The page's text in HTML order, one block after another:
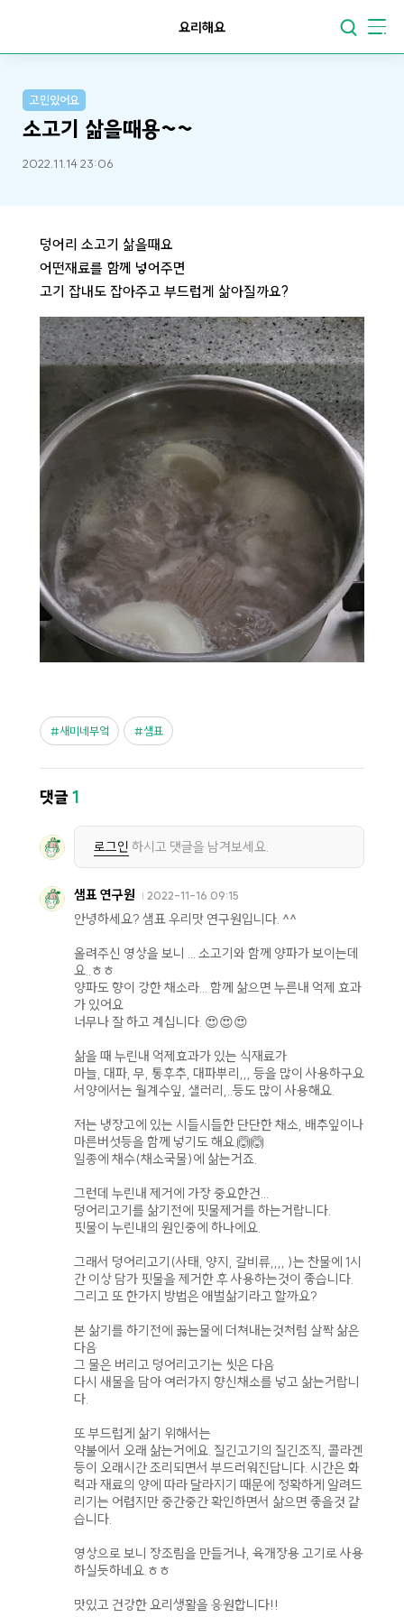
요리해요
고민있어요
소고기 삶을때용~~
2022.11.14 23:06
덩어리 소고기 삶을때요
어떤재료를 함께 넣어주면
고기 잡내도 잡아주고 부드럽게 삶아질까요?
새미네부엌 샘표
댓글1
로그인 하시고 댓글을 남겨보세요.
샘표 연구원 2022-11-16 09:15
안녕하세요? 샘표 우리맛 연구원입니다. ^^
올려주신 영상을 보니 ... 소고기와 함께 양파가 보이는데
요..ㅎㅎ
양파도 향이 강한 채소라... 함께 삶으면 누른내 억제 효과
가 있어요
너무나 잘 하고 계십니다. 😍😍😍
삶을 때 누린내 억제효과가 있는 식재료가
마늘, 대파, 무, 통후추, 대파뿌리,,, 등을 많이 사용하구요
서양에서는 월계수잎, 샐러리,..등도 많이 사용해요.
저는 냉장고에 있는 시들시들한 단단한 채소, 배추잎이나
마른버섯등을 함께 넣기도 해요.🙆🙆
일종에 채수(채소국물)에 삶는거죠.
그런데 누린내 제거에 가장 중요한건...
덩어리고기를 삶기전에 핏물제거를 하는거랍니다.
핏물이 누린내의 원인중에 하나에요.
그래서 덩어리고기(사태, 양지, 갈비류,,,, )는 찬물에 1시
간 이상 담가 핏물을 제거한 후 사용하는것이 좋습니다.
그리고 또 한가지 방법은 애벌삶기라고 할까요?
본 삶기를 하기전에 끓는물에 더쳐내는것처럼 살짝 삶은
다음
그 물은 버리고 덩어리고기는 씻은 다음
다시 새물을 담아 여러가지 향신채소를 넣고 삶는거랍니
다.
또 부드럽게 삶기 위해서는
약불에서 오래 삶는거에요. 질긴고기의 질긴조직, 콜라겐
등이 오래시간 조리되면서 부드러워진답니다. 시간은 화
력과 재료의 양에 따라 달라지기 때문에 정확하게 알려드
리기는 어렵지만 중간중간 확인하면서 삶으면 좋을것 같
습니다.
영상으로 보니 장조림을 만들거나, 육개장용 고기로 사용
하실듯하네요.ㅎㅎ
맛있고 건강한 요리생활을 응원합니다!!